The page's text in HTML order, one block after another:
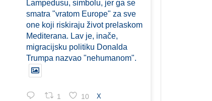
Lampedusu, simbolu, jer ga se
smatra "vratom Europe" za sve
one koji riskiraju život prelaskom
Mediterana. Lav je, inače,
migracijsku politiku Donalda
Trumpa nazvao "nehumanom".
1 10 X